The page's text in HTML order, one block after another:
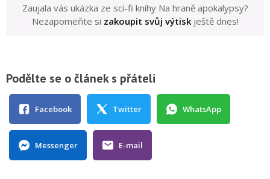
Zaujala vás ukázka ze sci-fi knihy Na hraně apokalypsy?
Nezapomeňte si zakoupit svůj výtiskještě dnes!
Podělte se o článek s přáteli
Facebook Twitter WhatsApp
Messenger E-mail